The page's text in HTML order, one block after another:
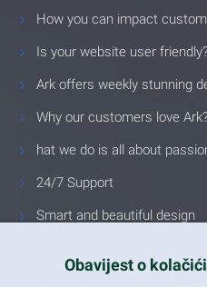
How you can impact
Is your website user friendly?
Ark offers weekly stunning
Why our customers love Ark?
hat we do is all about
24/7 Support
Smart and beautiful design
Obavijest o